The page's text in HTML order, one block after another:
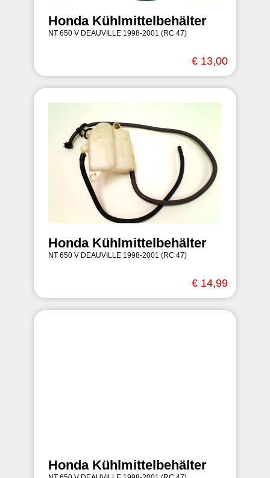
Honda Kühlmittelbehälter
NT 650 V DEAUVILLE 1998-2001 (RC 47)
€ 13,00
Honda Kühlmittelbehälter
NT 650 V DEAUVILLE 1998-2001 (RC 47)
€ 14,99
Honda Kühlmittelbehälter